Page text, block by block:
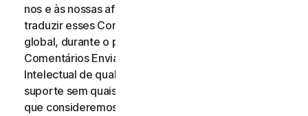
nos e às nossas afiliadas a utilizar, reproduzir, copiar e
traduzir esses Comentários Enviados numa base
global, durante o prazo de proteção desses
Comentários Enviados por Direitos de Propriedade
Intelectual de qualquer forma e através de qualquer
suporte sem quaisquer restrições de qualquer forma
que consideremos adequada. Não será paga qualquer